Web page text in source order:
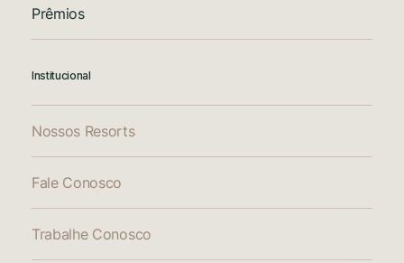
Prêmios
Institucional
Nossos Resorts
Fale Conosco
Trabalhe Conosco